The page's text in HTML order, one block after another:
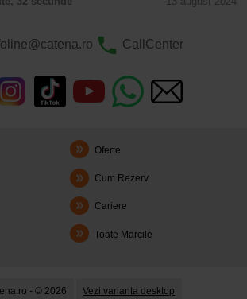
CallCenter
Oferte
Cum Rezerv
Cariere
Toate Marcile
- © 2026 Vezi varianta desktop